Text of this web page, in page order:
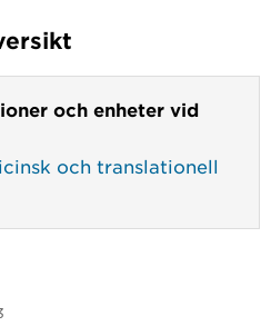
och enheter vid
och translationell